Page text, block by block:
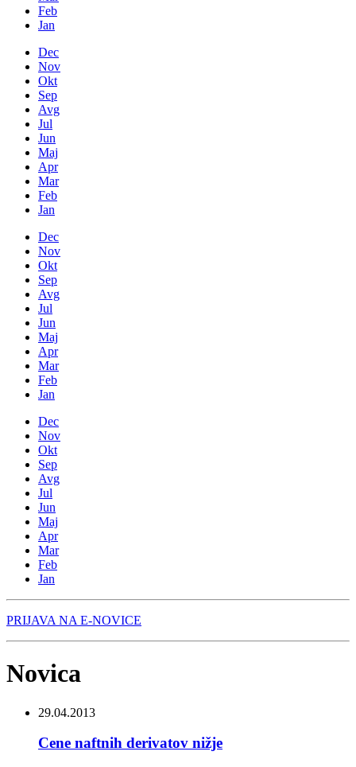
Feb
Jan
Dec
Nov
Okt
Sep
Avg
Jul
Jun
Maj
Apr
Mar
Feb
Jan
Dec
Nov
Okt
Sep
Avg
Jul
Jun
Maj
Apr
Mar
Feb
Jan
Dec
Nov
Okt
Sep
Avg
Jul
Jun
Maj
Apr
Mar
Feb
Jan
PRIJAVA NA E-NOVICE
Novica
29.04.2013
Cene naftnih derivatov nižje